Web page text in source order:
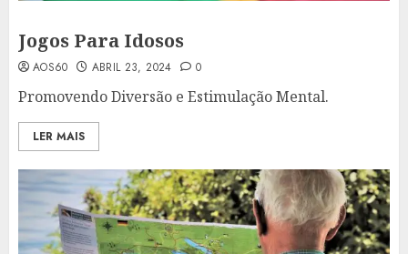
Jogos Para Idosos
AOS60 ABRIL 23, 2024 0
Promovendo Diversão e Estimulação Mental.
LER MAIS